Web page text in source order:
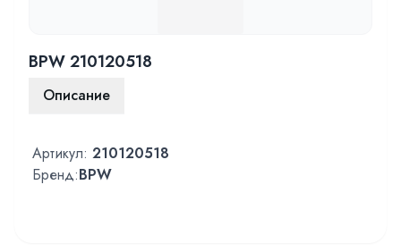
BPW 210120518
Описание
Артикул: 210120518
Бренд:BPW